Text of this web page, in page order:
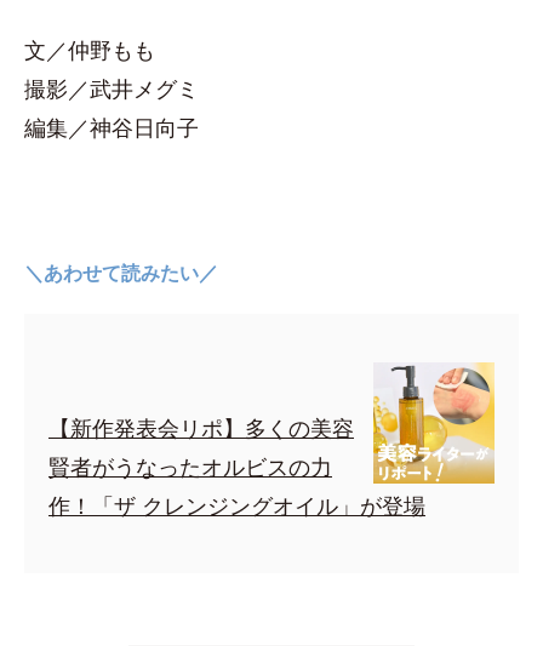
文／仲野もも
撮影／武井メグミ
編集／神谷日向子
＼あわせて読みたい／
【新作発表会リポ】多くの美容
賢者がうなったオルビスの力
作！「ザ クレンジングオイル」が登場